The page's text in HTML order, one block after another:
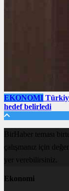
EKONOMI
hedef belirledi
BirHaber teması
çalışmanız için
yer verebilirsiniz.
Ekonomi